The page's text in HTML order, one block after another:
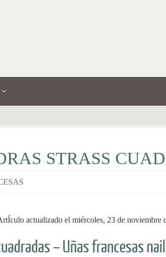
STRASS
actualizado el miércoles, 23 de noviembre
– Uñas francesas